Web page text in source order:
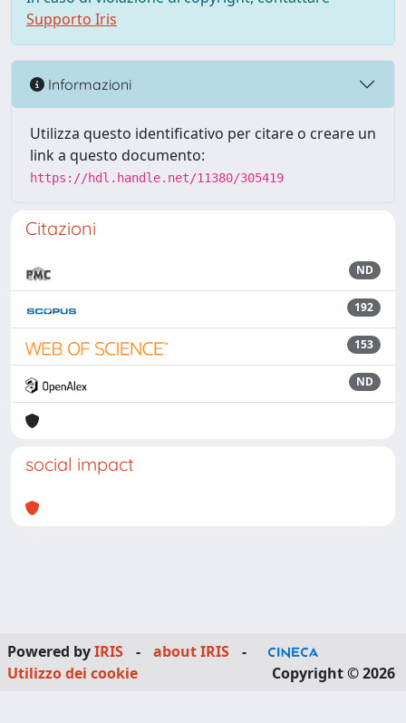
Supporto Iris
Informazioni
Utilizza questo identificativo per citare o creare un
link a questo documento:
https://hdl.handle.net/11380/305419
Citazioni
ND
192
153
ND
social impact
Powered byIRIS - about IRIS
-
Utilizzo dei cookie
Copyright © 2026